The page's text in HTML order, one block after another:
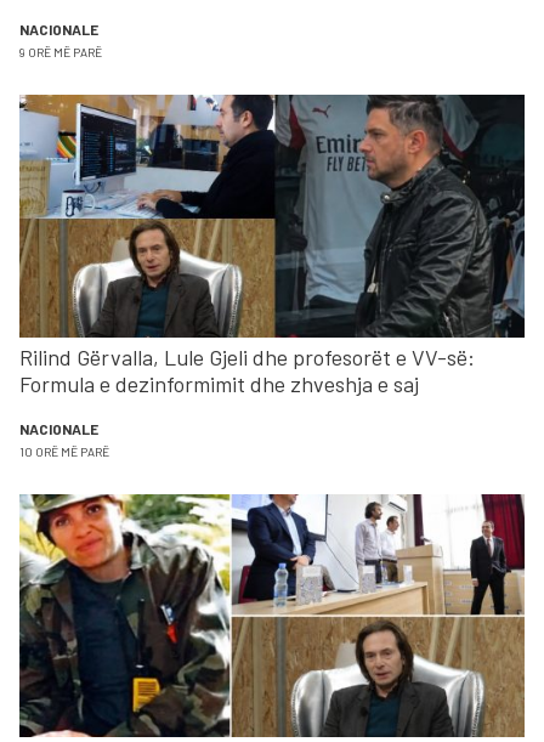
NACIONALE
9 ORË MË PARË
Rilind Gërvalla, Lule Gjeli dhe profesorët e VV-së:
Formula e dezinformimit dhe zhveshja e saj
NACIONALE
10 ORË MË PARË